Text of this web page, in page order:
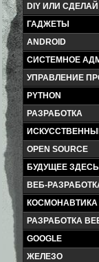
DIY ИЛИ
ГАДЖЕТЫ
ANDROID
СИСТЕМНОЕ
УПРАВЛЕНИЕ
PYTHON
РАЗРАБОТКА
OPEN SOURCE
БУДУЩЕЕ ЗДЕСЬ
ВЕБ-
КОСМОНАВТИКА
РАЗРАБОТКА
GOOGLE
ЖЕЛЕЗО